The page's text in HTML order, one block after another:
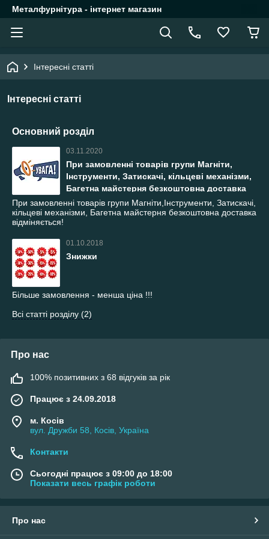
Металфурнітура - інтернет магазин
Інтересні статті
Інтересні статті
Основний розділ
03.11.2020
При замовленні товарів групи Магніти,
Інструменти, Затискачі, кільцеві механізми,
Багетна майстерня безкоштовна доставка
відміняється!
При замовленні товарів групи Магніти,Інструменти, Затискачі,
кільцеві механізми, Багетна майстерня безкоштовна доставка
відміняється!
01.10.2018
Знижки
Більше замовлення - менша ціна !!!
Всі статті розділу (2)
Про нас
100% позитивних з 68 відгуків за рік
Працює з 24.09.2018
м. Косів
вул. Дружби 58, Косів, Україна
Контакти
Сьогодні працює з 09:00 до 18:00
Показати весь графік роботи
Про нас